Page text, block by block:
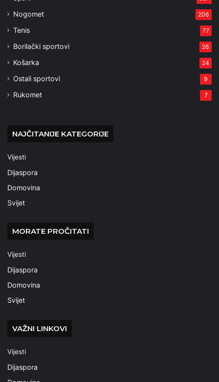
Nogomet 206
Tenis 77
Borilački sportovi 26
Košarka 24
Ostali sportovi 9
Rukomet 7
NAJČITANIJE KATEGORIJE
Vijesti
Dijaspora
Domovina
Svijet
MORATE PROČITATI
Vijesti
Dijaspora
Domovina
Svijet
VAŽNI LINKOVI
Vijesti
Dijaspora